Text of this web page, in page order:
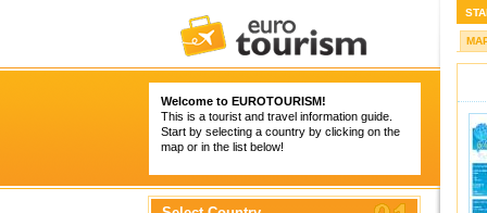
Welcome to EUROTOURISM!
This is a tourist and travel information guide.
Start by selecting a country by clicking on the
map or in the list below!